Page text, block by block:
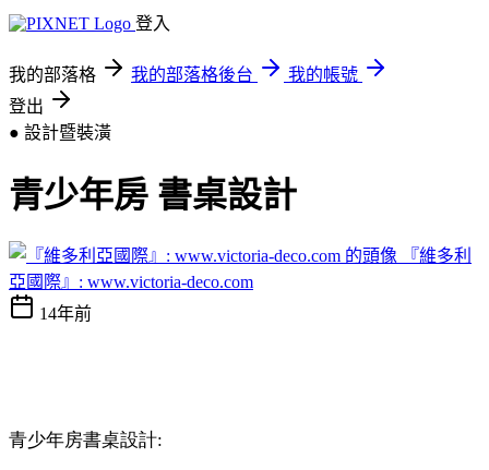
登入
我的部落格 我的部落格後台
我的帳號
登出
● 設計暨裝潢
青少年房 書桌設計
『維多利
亞國際』: www.victoria-deco.com
14年前
青少年房書桌設計: